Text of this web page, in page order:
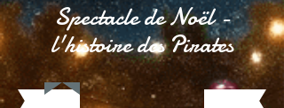
Spectacle de Noël -
l'histoire des Pirates